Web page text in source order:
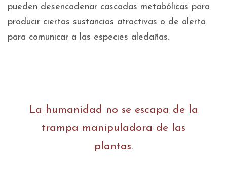
pueden desencadenar cascadas metabólicas para
producir ciertas sustancias atractivas o de alerta
para comunicar a las especies aledañas.
La humanidad no se escapa de la
trampa manipuladora de las
plantas.